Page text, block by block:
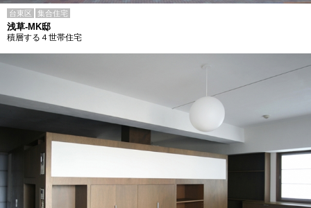
台東区 集合住宅
浅草-MK邸
積層する４世帯住宅